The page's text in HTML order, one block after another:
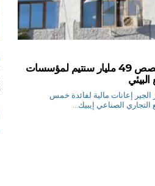
بلدية بئر الجير تخصص 49 مليار سنتيم لمؤسسات
الجير إعانات مالية لفائدة خمس
الصناعي إيبيك...